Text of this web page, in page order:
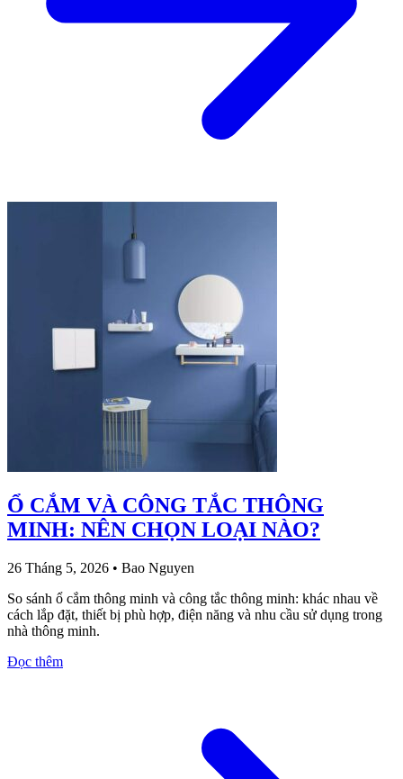
Ổ CẮM VÀ CÔNG TẮC THÔNG
MINH: NÊN CHỌN LOẠI NÀO?
26 Tháng 5, 2026 • Bao Nguyen
So sánh ổ cắm thông minh và công tắc thông minh: khác nhau về
cách lắp đặt, thiết bị phù hợp, điện năng và nhu cầu sử dụng trong
nhà thông minh.
Đọc thêm